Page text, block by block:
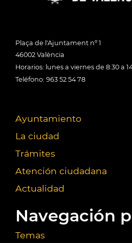
Plaça de l'Ajuntament nº 1
46002 València
Horarios: lunes a viernes de 8:30 a
Teléfono: 963 52 54 78
Ayuntamiento
La ciudad
Trámites
Atención ciudadana
Actualidad
Navegación
Temas